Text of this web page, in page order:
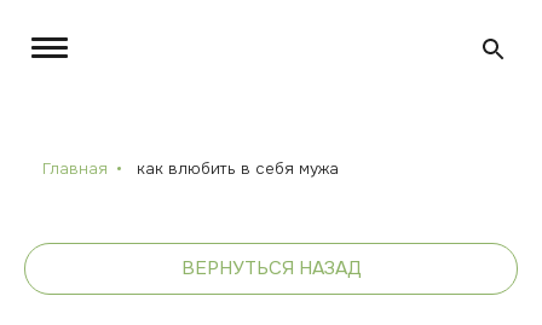
Главная как влюбить в себя мужа
ВЕРНУТЬСЯ НАЗАД